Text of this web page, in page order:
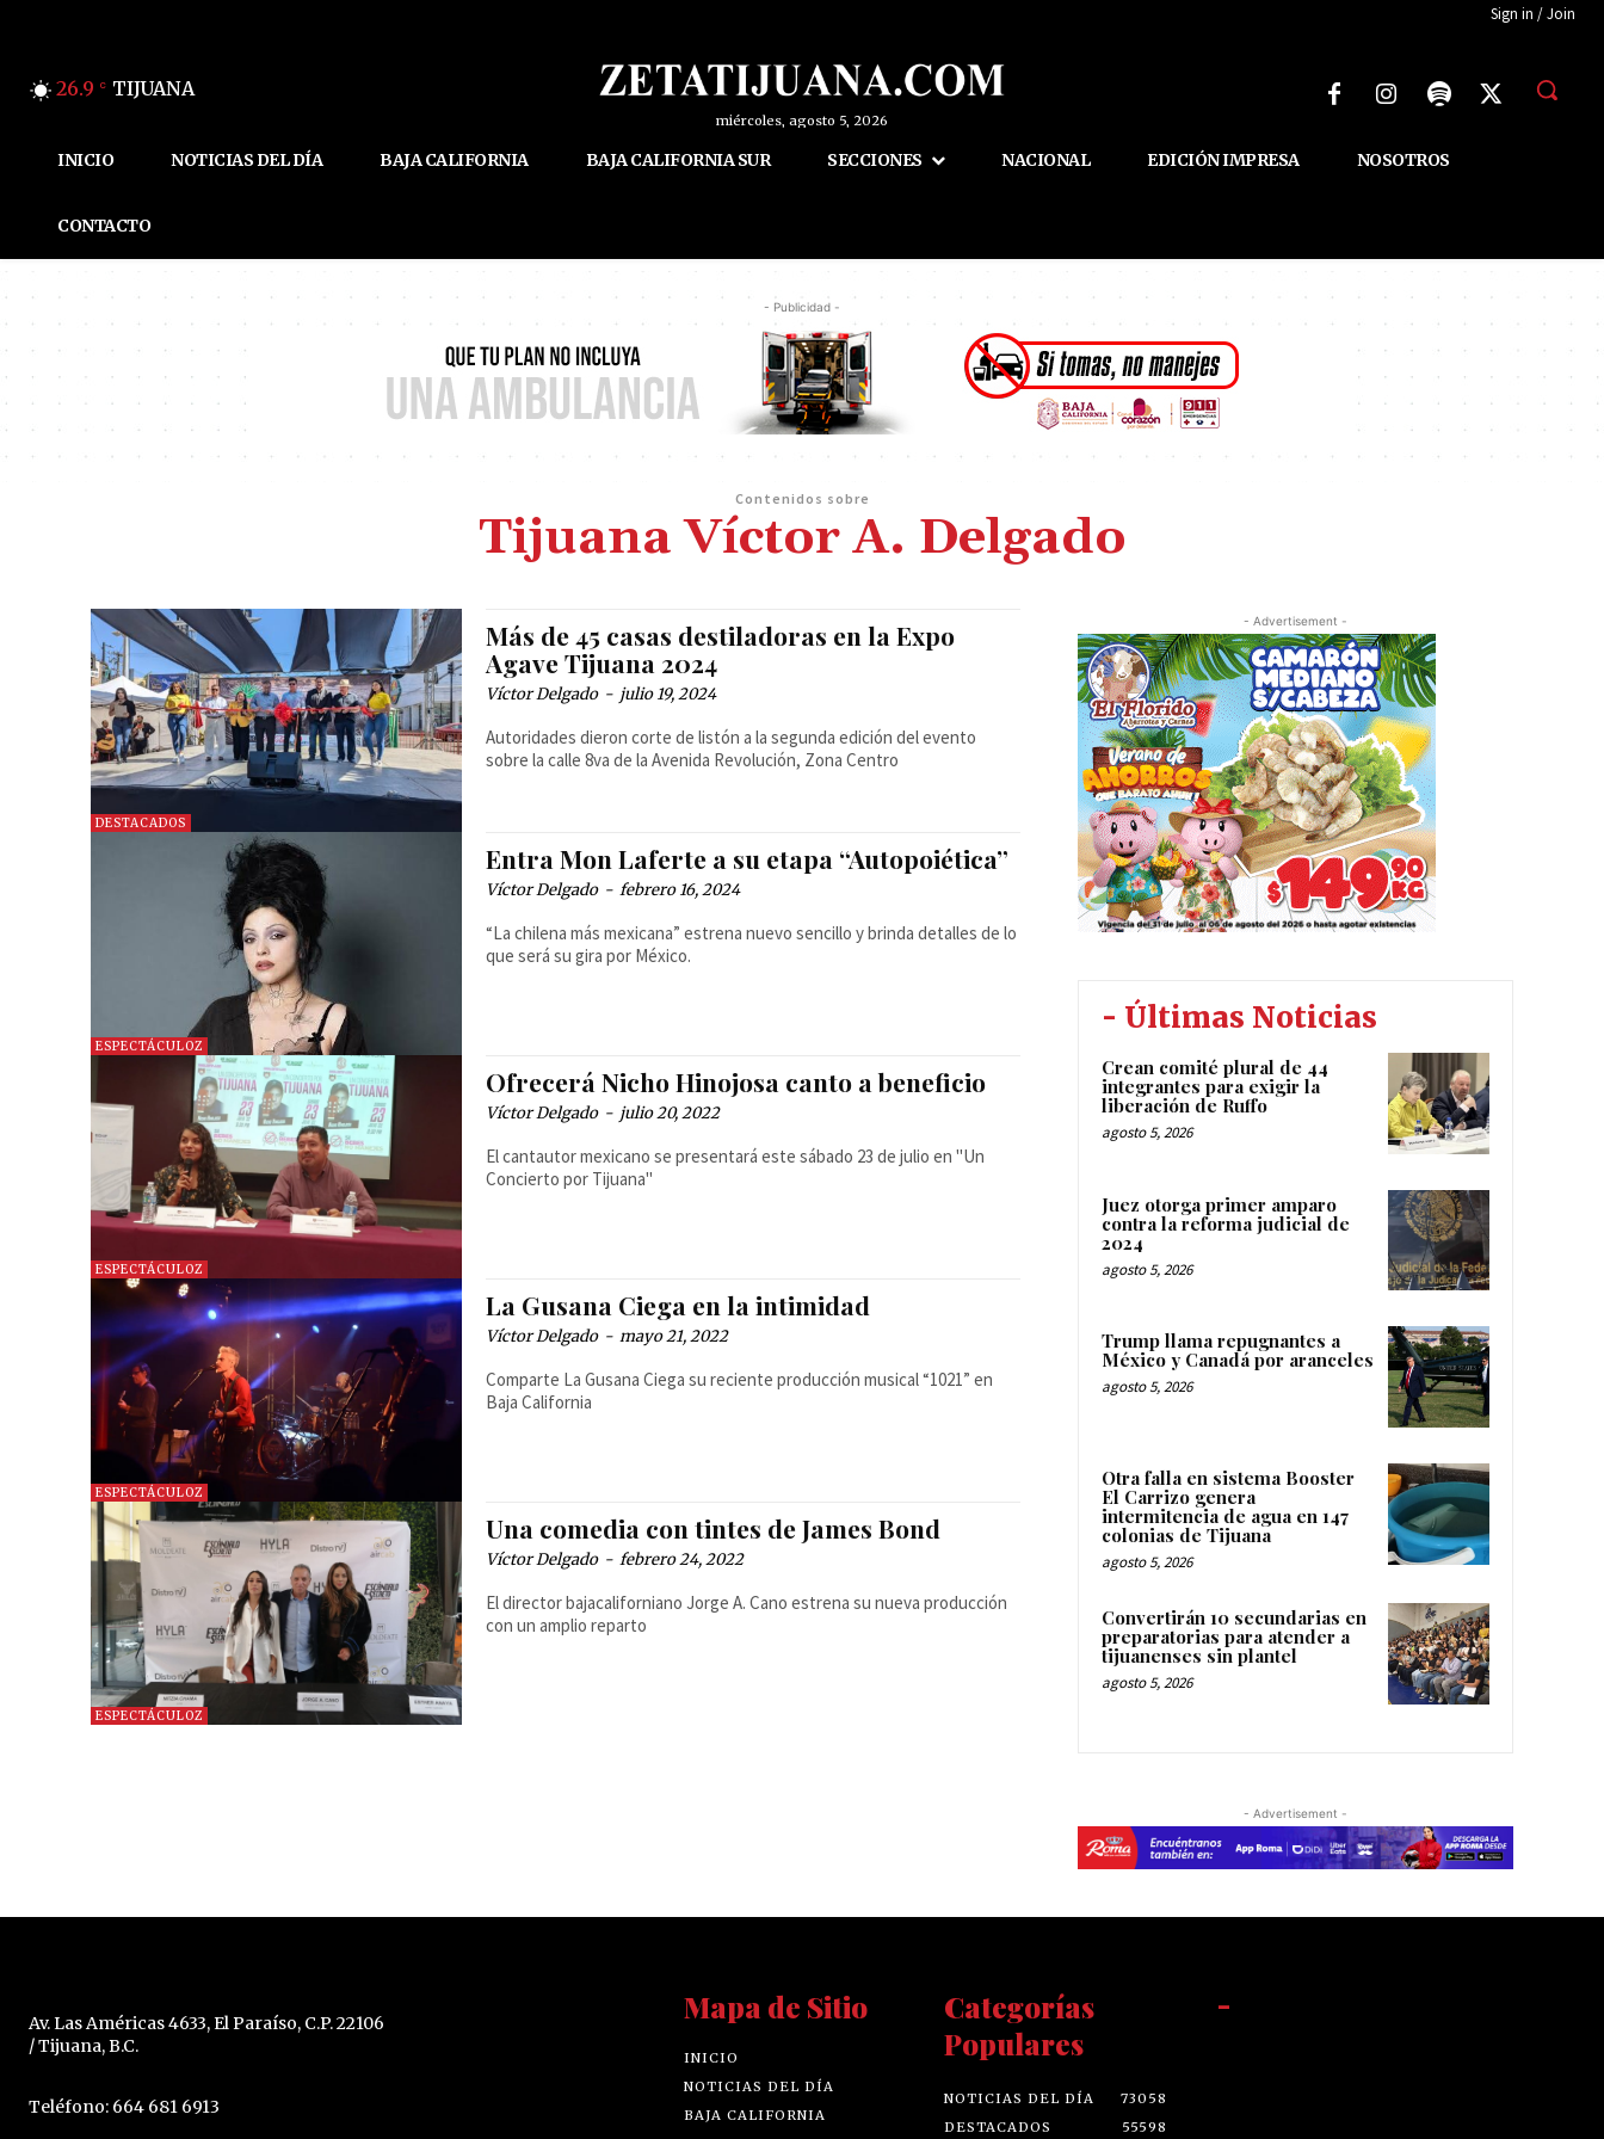
Sign in / Join
26.9 C TIJUANA
miércoles, agosto 5, 2026
INICIO NOTICIAS DEL DÍA BAJA CALIFORNIA BAJA CALIFORNIA SUR SECCIONES NACIONAL EDICIÓN IMPRESA NOSOTROS
CONTACTO
- Publicidad -
Contenidos sobre
Tijuana Víctor A. Delgado
DESTACADOS
Más de 45 casas destiladoras en la Expo
Agave Tijuana 2024
Víctor Delgado - julio 19, 2024
Autoridades dieron corte de listón a la segunda edición del evento
sobre la calle 8va de la Avenida Revolución, Zona Centro
ESPECTÁCULOZ
Entra Mon Laferte a su etapa “Autopoiética”
Víctor Delgado - febrero 16, 2024
“La chilena más mexicana” estrena nuevo sencillo y brinda detalles de lo
que será su gira por México.
ESPECTÁCULOZ
Ofrecerá Nicho Hinojosa canto a beneficio
Víctor Delgado - julio 20, 2022
El cantautor mexicano se presentará este sábado 23 de julio en "Un
Concierto por Tijuana"
ESPECTÁCULOZ
La Gusana Ciega en la intimidad
Víctor Delgado - mayo 21, 2022
Comparte La Gusana Ciega su reciente producción musical “1021” en
Baja California
ESPECTÁCULOZ
Una comedia con tintes de James Bond
Víctor Delgado - febrero 24, 2022
El director bajacaliforniano Jorge A. Cano estrena su nueva producción
con un amplio reparto
- Advertisement -
- Últimas Noticias
Crean comité plural de 44
integrantes para exigir la
liberación de Ruffo
agosto 5, 2026
Juez otorga primer amparo
contra la reforma judicial de
2024
agosto 5, 2026
Trump llama repugnantes a
México y Canadá por aranceles
agosto 5, 2026
Otra falla en sistema Booster
El Carrizo genera
intermitencia de agua en 147
colonias de Tijuana
agosto 5, 2026
Convertirán 10 secundarias en
preparatorias para atender a
tijuanenses sin plantel
agosto 5, 2026
- Advertisement -
Av. Las Américas 4633, El Paraíso, C.P. 22106
/ Tijuana, B.C.
Teléfono: 664 681 6913
Mapa de Sitio
INICIO
NOTICIAS DEL DÍA
BAJA CALIFORNIA
Categorías
Populares
NOTICIAS DEL DÍA
73058
DESTACADOS
55598
-